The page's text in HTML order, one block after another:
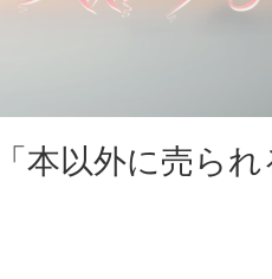
本以外に売られ